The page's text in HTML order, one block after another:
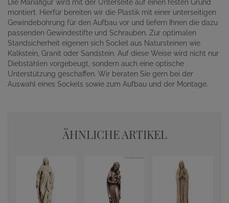
Die Mariafigur wird mit der Unterseite auf einen festen Grund
montiert. Hierfür bereiten wir die Plastik mit einer unterseitigen
Gewindebohrung für den Aufbau vor und liefern Ihnen die dazu
passenden Gewindestifte und Schrauben. Zur optimalen
Standsicherheit eigenen sich Sockel aus Natursteinen wie
Kalkstein, Granit oder Sandstein. Auf diese Weise wird nicht nur
Diebstählen vorgebeugt, sondern auch eine optische
Unterstützung geschaffen. Wir beraten Sie gern bei der
Auswahl eines Sockels sowie zum Aufbau und der Montage.
ÄHNLICHE ARTIKEL